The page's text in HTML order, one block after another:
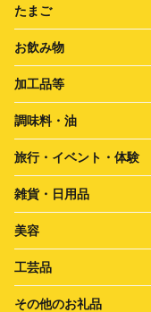
たまご
お飲み物
加工品等
調味料・油
旅行・イベント・体験
雑貨・日用品
美容
工芸品
その他のお礼品